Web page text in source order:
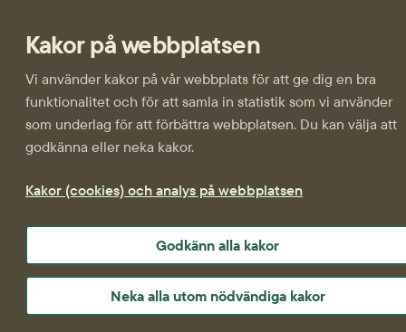
Kakor på webbplatsen
Vi använder kakor på vår webbplats för att ge dig en bra
funktionalitet och för att samla in statistik som vi använder
som underlag för att förbättra webbplatsen. Du kan välja att
godkänna eller neka kakor.
Kakor (cookies) och analys på webbplatsen
Godkänn alla kakor
Neka alla utom nödvändiga kakor